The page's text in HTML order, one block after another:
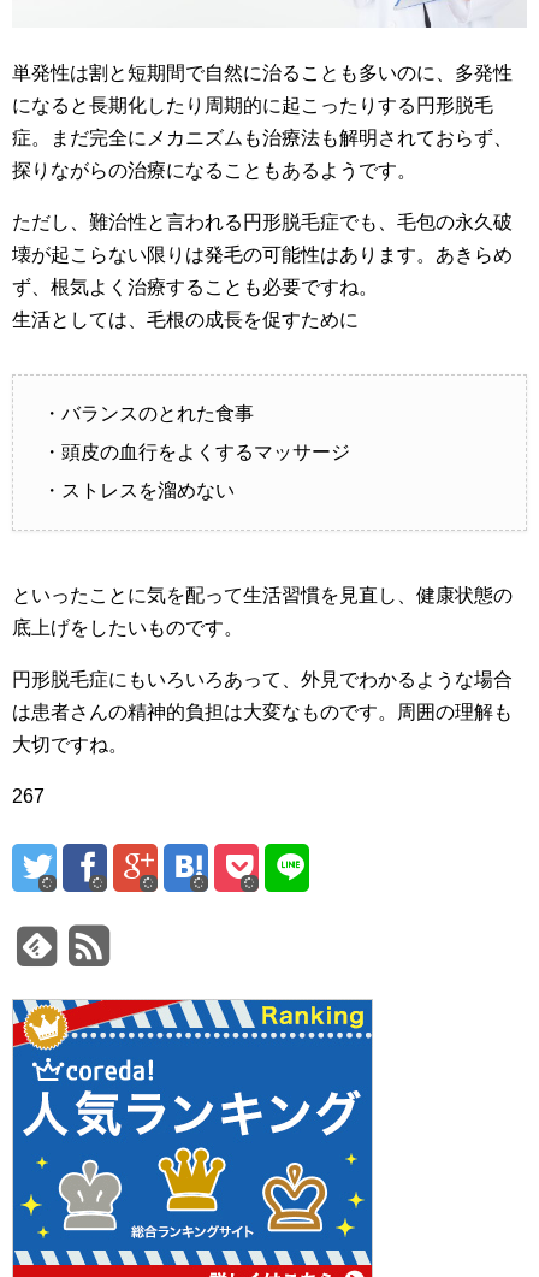
単発性は割と短期間で自然に治ることも多いのに、多発性
になると長期化したり周期的に起こったりする円形脱毛
症。まだ完全にメカニズムも治療法も解明されておらず、
探りながらの治療になることもあるようです。
ただし、難治性と言われる円形脱毛症でも、毛包の永久破
壊が起こらない限りは発毛の可能性はあります。あきらめ
ず、根気よく治療することも必要ですね。
生活としては、毛根の成長を促すために
・バランスのとれた食事
・頭皮の血行をよくするマッサージ
・ストレスを溜めない
といったことに気を配って生活習慣を見直し、健康状態の
底上げをしたいものです。
円形脱毛症にもいろいろあって、外見でわかるような場合
は患者さんの精神的負担は大変なものです。周囲の理解も
大切ですね。
267